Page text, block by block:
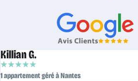
Killian G.
★★★★★
1 appartement géré à Nantes